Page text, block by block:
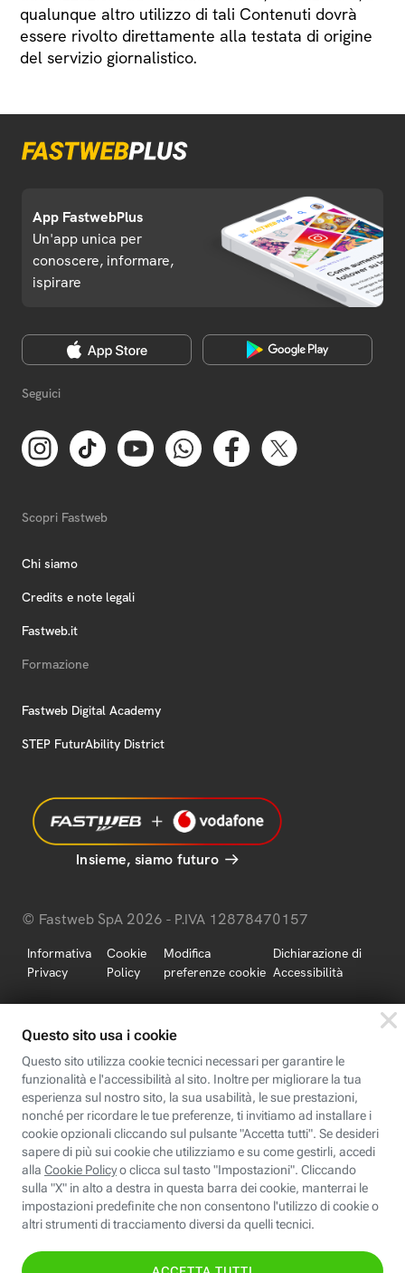
qualunque altro utilizzo di tali Contenuti dovrà
essere rivolto direttamente alla testata di origine
del servizio giornalistico.
App FastwebPlus
Un'app unica per
conoscere, informare,
ispirare
Seguici
Scopri Fastweb
Chi siamo
Credits e note legali
Fastweb.it
Formazione
Fastweb Digital Academy
STEP FuturAbility District
Insieme, siamo futuro
© Fastweb SpA 2026 - P.IVA 12878470157
Informativa
Privacy
Cookie
Policy
Modifica
preferenze cookie
Dichiarazione di
Accessibilità